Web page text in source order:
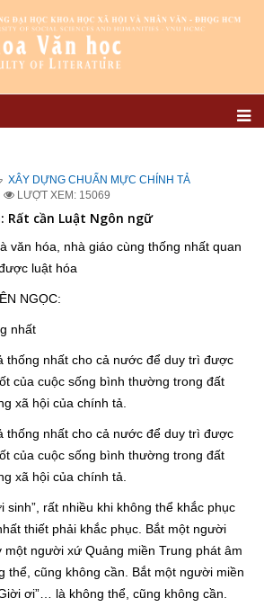
XÂY DỰNG CHUẨN MỰC CHÍNH TẢ
LƯỢT XEM: 15069
Rất cần Luật Ngôn ngữ
văn hóa, nhà giáo cùng thống nhất quan
luật hóa
NGỌC:
nhất
thống nhất cho cả nước để duy trì được
của cuộc sống bình thường trong đất
xã hội của chính tả.
thống nhất cho cả nước để duy trì được
của cuộc sống bình thường trong đất
xã hội của chính tả.
sinh”, rất nhiều khi không thể khắc phục
thiết phải khắc phục. Bắt một người
một người xứ Quảng miền Trung phát âm
thể, cũng không cần. Bắt một người miền
ơi”… là không thể, cũng không cần.